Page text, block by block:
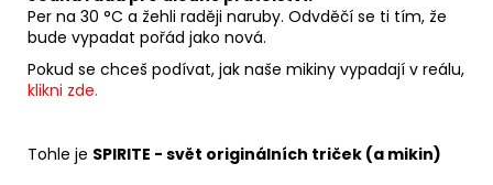
Per na 30 °C a žehli raději naruby. Odvděčí se ti tím, že
bude vypadat pořád jako nová.
Pokud se chceš podívat, jak naše mikiny vypadají v reálu,
klikni zde.
Tohle je SPIRITE - svět originálních triček (a mikin)